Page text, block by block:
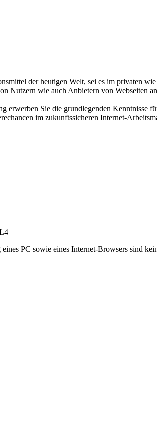
der heutigen Welt, sei es im privaten
Nutzern wie auch Anbietern von Webseiten
erwerben Sie die grundlegenden
im zukunftssicheren Internet-
PC sowie eines Internet-Browsers sind